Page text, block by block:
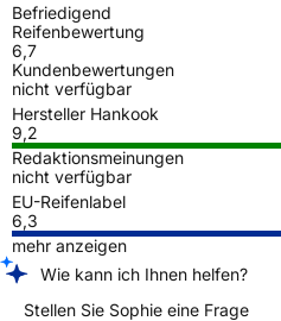
Befriedigend
Reifenbewertung
6,7
Kundenbewertungen
nicht verfügbar
Hersteller Hankook
9,2
Redaktionsmeinungen
nicht verfügbar
EU-Reifenlabel
6,3
mehr anzeigen
Wie kann ich Ihnen helfen?
Stellen Sie Sophie eine Frage